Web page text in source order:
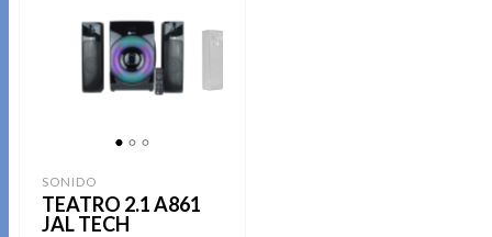
SONIDO
TEATRO 2.1 A861
JAL TECH